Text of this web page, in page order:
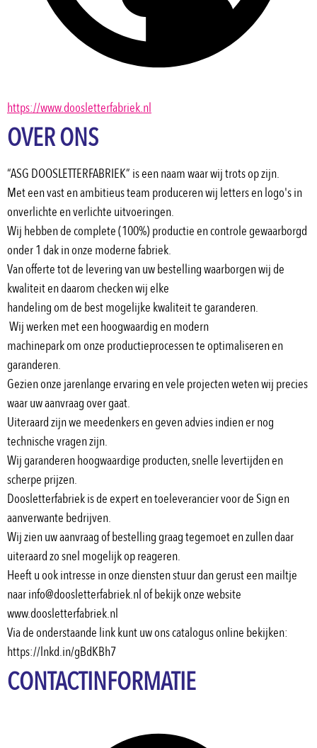
https://www.doosletterfabriek.nl
OVER ONS
“ASG DOOSLETTERFABRIEK” is een naam waar wij trots op zijn.
Met een vast en ambitieus team produceren wij letters en logo's in
onverlichte en verlichte uitvoeringen.
Wij hebben de complete (100%) productie en controle gewaarborgd
onder 1 dak in onze moderne fabriek.
Van offerte tot de levering van uw bestelling waarborgen wij de
kwaliteit en daarom checken wij elke
handeling om de best mogelijke kwaliteit te garanderen.
Wij werken met een hoogwaardig en modern
machinepark om onze productieprocessen te optimaliseren en
garanderen.
Gezien onze jarenlange ervaring en vele projecten weten wij precies
waar uw aanvraag over gaat.
Uiteraard zijn we meedenkers en geven advies indien er nog
technische vragen zijn.
Wij garanderen hoogwaardige producten, snelle levertijden en
scherpe prijzen.
Doosletterfabriek is de expert en toeleverancier voor de Sign en
aanverwante bedrijven.
Wij zien uw aanvraag of bestelling graag tegemoet en zullen daar
uiteraard zo snel mogelijk op reageren.
Heeft u ook intresse in onze diensten stuur dan gerust een mailtje
naar info@doosletterfabriek.nl of bekijk onze website
www.doosletterfabriek.nl
Via de onderstaande link kunt uw ons catalogus online bekijken:
https://lnkd.in/gBdKBh7
CONTACTINFORMATIE